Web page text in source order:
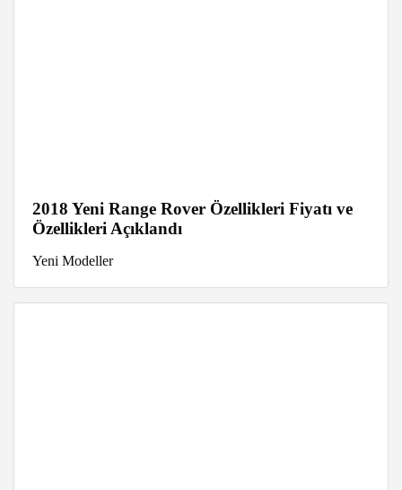
2018 Yeni Range Rover Özellikleri Fiyatı ve
Özellikleri Açıklandı
Yeni Modeller